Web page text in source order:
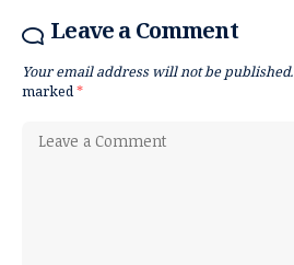
Leave a Comment
Your email address will not be published.
marked*